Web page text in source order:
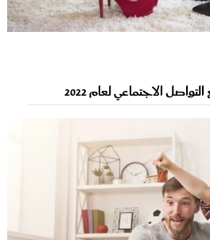
الاجتماعي لعام 2022